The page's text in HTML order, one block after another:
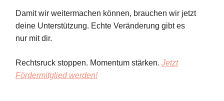
Damit wir weitermachen können, brauchen wir jetzt
deine Unterstützung. Echte Veränderung gibt es
nur mit dir.
Rechtsruck stoppen. Momentum stärken. Jetzt
Fördermitglied werden!